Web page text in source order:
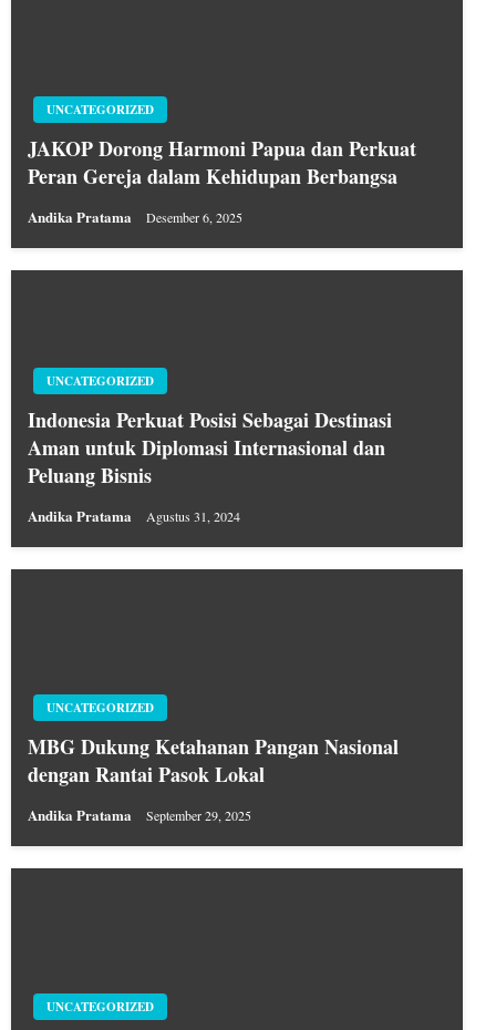
UNCATEGORIZED
JAKOP Dorong Harmoni Papua dan Perkuat
Peran Gereja dalam Kehidupan Berbangsa
Andika Pratama Desember 6, 2025
UNCATEGORIZED
Indonesia Perkuat Posisi Sebagai Destinasi
Aman untuk Diplomasi Internasional dan
Peluang Bisnis
Andika Pratama Agustus 31, 2024
UNCATEGORIZED
MBG Dukung Ketahanan Pangan Nasional
dengan Rantai Pasok Lokal
Andika Pratama September 29, 2025
UNCATEGORIZED